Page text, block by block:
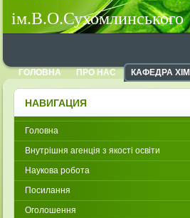
ім.В.О.Сухомлинського
ГОЛОВНА ПРО НАС КАФЕДРА ХІМІЇ
НАВИГАЦИЯ
Головна
Внутрішня агенція з якості освіти
Наукова робота
Посилання
Оголошення